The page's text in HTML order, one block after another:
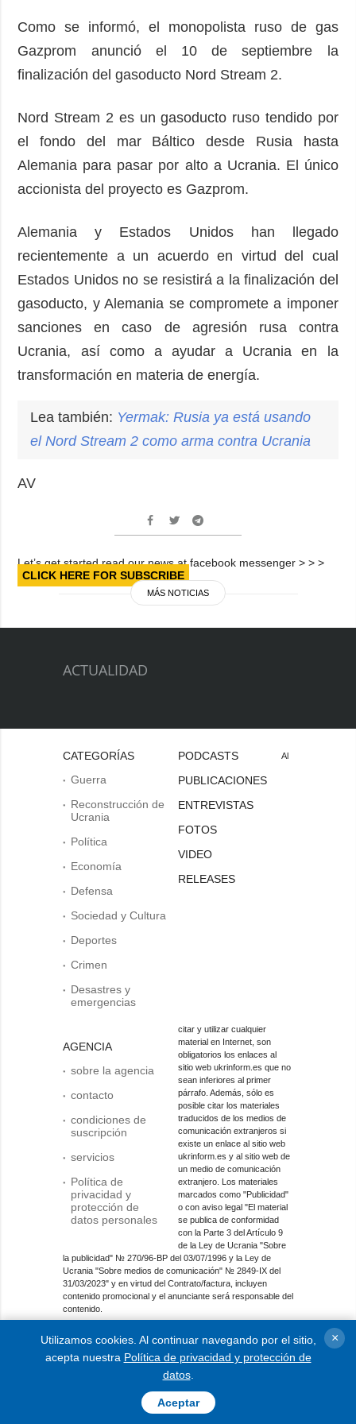
Como se informó, el monopolista ruso de gas
Gazprom anunció el 10 de septiembre la
finalización del gasoducto Nord Stream 2.
Nord Stream 2 es un gasoducto ruso tendido por
el fondo del mar Báltico desde Rusia hasta
Alemania para pasar por alto a Ucrania. El único
accionista del proyecto es Gazprom.
Alemania y Estados Unidos han llegado
recientemente a un acuerdo en virtud del cual
Estados Unidos no se resistirá a la finalización del
gasoducto, y Alemania se compromete a imponer
sanciones en caso de agresión rusa contra
Ucrania, así como a ayudar a Ucrania en la
transformación en materia de energía.
Lea también: Yermak: Rusia ya está usando
el Nord Stream 2 como arma contra Ucrania
AV
Let’s get started read our news at facebook messenger > > >
CLICK HERE FOR SUBSCRIBE
MÁS NOTICIAS
ACTUALIDAD
CATEGORÍAS
Guerra
Reconstrucción de
Ucrania
Política
Economía
Defensa
Sociedad y Cultura
Deportes
Crimen
Desastres y
emergencias
AGENCIA
sobre la agencia
contacto
condiciones de
suscripción
servicios
Política de
privacidad y
protección de
datos personales
PODCASTS
PUBLICACIONES
ENTREVISTAS
FOTOS
VIDEO
RELEASES
Al
citar y utilizar cualquier
material en Internet, son
obligatorios los enlaces al
sitio web ukrinform.es que no
sean inferiores al primer
párrafo. Además, sólo es
posible citar los materiales
traducidos de los medios de
comunicación extranjeros si
existe un enlace al sitio web
ukrinform.es y al sitio web de
un medio de comunicación
extranjero. Los materiales
marcados como "Publicidad"
o con aviso legal "El material
se publica de conformidad
con la Parte 3 del Artículo 9
de la Ley de Ucrania "Sobre
la publicidad" № 270/96-ВР del 03/07/1996 y la Ley de
Ucrania "Sobre medios de comunicación" № 2849-IX del
31/03/2023" y en virtud del Contrato/factura, incluyen
contenido promocional y el anunciante será responsable del
contenido.
Entidad de medios en línea; identificador de medios: R40-
01421.
© 2015-2026 Ukrinform. Todos los derechos reservados.
Utilizamos cookies. Al continuar navegando por el sitio,
acepta nuestra Política de privacidad y protección de
datos.
Aceptar
×